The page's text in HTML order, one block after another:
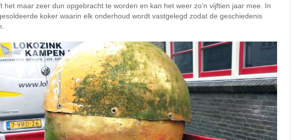
het maar zeer dun opgebracht te worden en kan het weer zo’n vijftien jaar mee. In
koker waarin elk onderhoud wordt vastgelegd zodat de geschiedenis